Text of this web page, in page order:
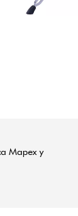
Mapex y